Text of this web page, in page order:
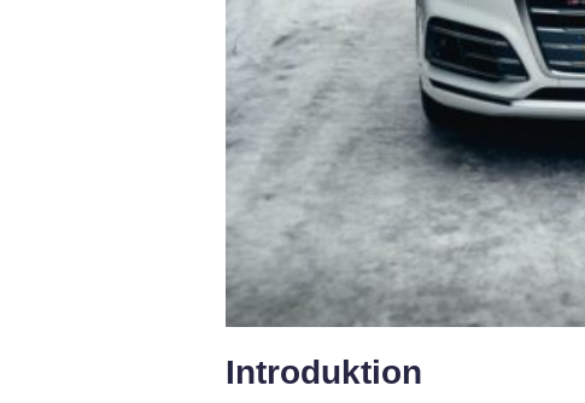
Introduktion